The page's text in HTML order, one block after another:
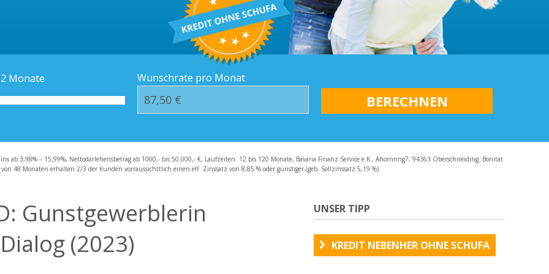
Häufige Fragen – FAQ
Monate Wunschrate pro Monat
ab 3,98% – 15,99%, Nettodarlehensbetrag ab 1000,- bis 50.000,- €, Laufzeiten 12 bis 120 Monate, Bavaria Finanz Service e.K., Ahornring7, 94363 Oberschneiding. Bonität
48 Monaten erhalten 2/3 der Kunden vorraussichttlich einen eff. Zinssatz von 8,85 % oder günstiger (geb. Sollzinssatz 5,19 %).
Gunstgewerblerin
(2023)
UNSER TIPP
KREDIT NEBENHER OHNE SCHUFA